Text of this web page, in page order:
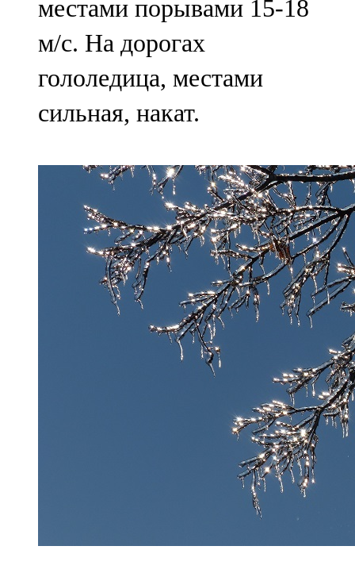
местами порывами 15-18
м/с. На дорогах
гололедица, местами
сильная, накат.